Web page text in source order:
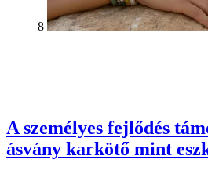
8
A személyes fejlődés
ásvány karkötő mint